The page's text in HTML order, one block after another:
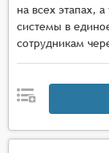
на всех этапах,
системы в
сотрудникам